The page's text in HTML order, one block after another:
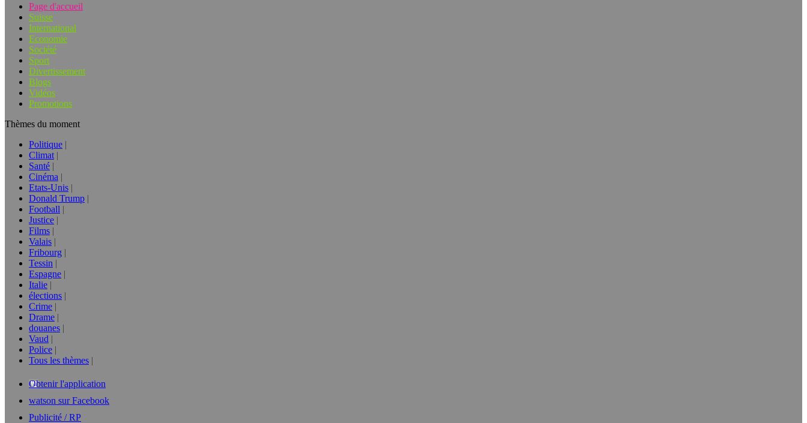
Page d'accueil
Suisse
International
Economie
Société
Sport
Divertissement
Blogs
Vidéos
Promotions
Thèmes du moment
Politique
Climat
Santé
Cinéma
Etats-Unis
Donald Trump
Football
Justice
Films
Valais
Fribourg
Tessin
Espagne
Italie
élections
Crime
Drame
douanes
Vaud
Police
Tous les thèmes
Obtenir l'application
watson sur Facebook
Publicité / RP